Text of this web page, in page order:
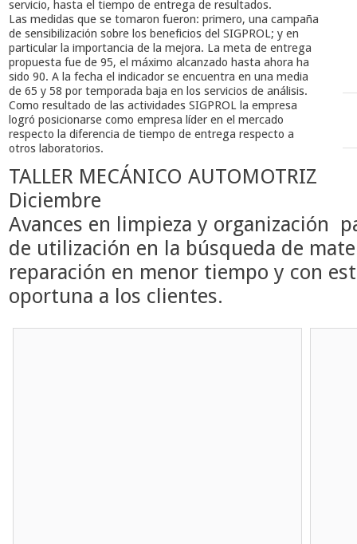
servicio, hasta el tiempo de entrega de resultados.
Las medidas que se tomaron fueron: primero, una campaña
de sensibilización sobre los beneficios del SIGPROL; y en
particular la importancia de la mejora. La meta de entrega
propuesta fue de 95, el máximo alcanzado hasta ahora ha
sido 90. A la fecha el indicador se encuentra en una media
de 65 y 58 por temporada baja en los servicios de análisis.
Como resultado de las actividades SIGPROL la empresa
logró posicionarse como empresa líder en el mercado
respecto la diferencia de tiempo de entrega respecto a
otros laboratorios.
TALLER MECÁNICO AUTOMOTRIZ
Diciembre
Avances en limpieza y organización
de utilización en la búsqueda de
reparación en menor tiempo y con
oportuna a los clientes.